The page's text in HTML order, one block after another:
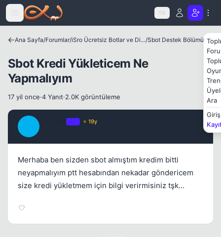
Icerige atla
TR
Ara
Giriş
Ana Sayfa/Forumlar/ iSro Ücretsiz Botlar ve Diğer Programlar/Sbot Destek Bölümü
Sbot Kredi Yükleticem Ne
Yapmalıyım
17 yil once·4 Yanıt·2.0K görüntüleme
⭐ 19y
Merhaba ben sizden sbot almıştım kredim bitti
neyapmalıyım ptt hesabından nekadar göndericem
size kredi yükletmem için bilgi verirmisiniz tşk...
Kapat
Kapat